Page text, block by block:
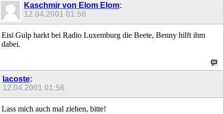
Kaschmir von Elom Elom:
12.04.2001 01:56
Eisi Gulp harkt bei Radio Luxemburg die Beete, Benny hilft ihm
dabei.
lacoste:
12.04.2001 01:56
Lass mich auch mal ziehen, bitte!